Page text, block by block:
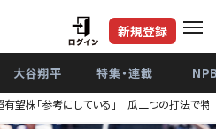
新規登録
大谷翔平 特集・連載
望株「参考にしている」 瓜二つの打法で特